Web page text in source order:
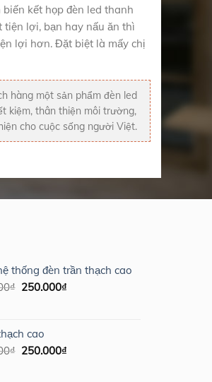
kết họp đèn led thanh
tiện lợi, bạn hay nấu ăn thì
lợi hơn. Đặt biệt là mấy chị
hàng một sản phẩm đèn led
kiệm, thân thiện môi trường,
cho cuộc sống người Việt.
thống đèn trần thạch cao
₫ Giá
400.000₫.
250.000₫
cao
₫ Giá
250.000₫